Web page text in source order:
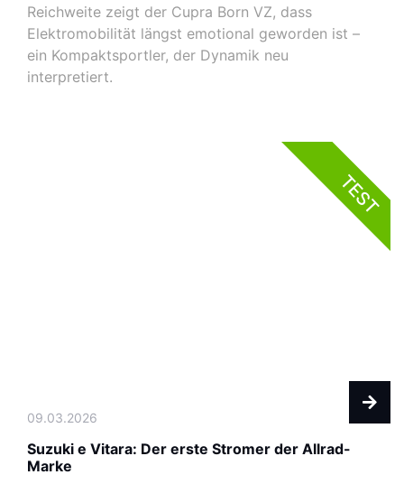
Reichweite zeigt der Cupra Born VZ, dass
Elektromobilität längst emotional geworden ist –
ein Kompaktsportler, der Dynamik neu
interpretiert.
TEST
09.03.2026
Suzuki e Vitara: Der erste Stromer der Allrad-
Marke